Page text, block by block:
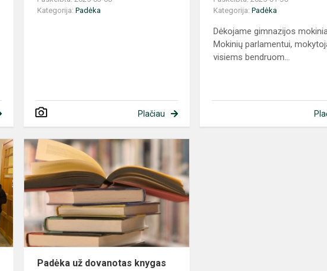
Kategorija:Padėka
Plačiau
Kategorija:Padėka
Dėkojame gimnazijos
Mokinių parlamentui,
visiems bendruom...
Gerumo
akcija
„Iš
širdies
į
širdį“
Padėka už dovanotas knygas